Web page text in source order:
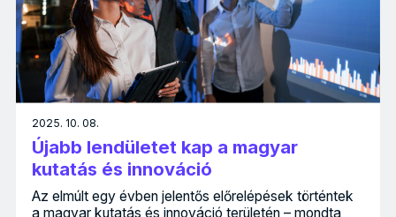
2025. 10. 08.
Újabb lendületet kap a magyar
kutatás és innováció
Az elmúlt egy évben jelentős előrelépések történtek
a magyar kutatás és innováció területén – mondta